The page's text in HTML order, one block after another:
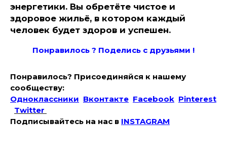
энергетики. Вы обретёте чистое и
здоровое жильё, в котором каждый
человек будет здоров и успешен.
Понравилось ? Поделись с друзьями !
Понравилось? Присоединяйся к нашему
сообществу:
Одноклассники Вконтакте Facebook Pinterest
Twitter
Подписывайтесь на наc в INSTAGRAM